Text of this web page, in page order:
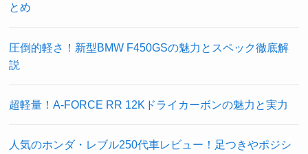
とめ
圧倒的軽さ！新型BMW F450GSの魅力とスペック徹底解
説
超軽量！A-FORCE RR 12Kドライカーボンの魅力と実力
人気のホンダ・レブル250代車レビュー！足つきやポジシ